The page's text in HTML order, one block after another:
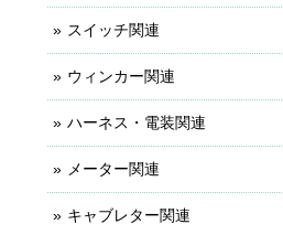
スイッチ関連
ウィンカー関連
ハーネス・電装関連
メーター関連
キャブレター関連